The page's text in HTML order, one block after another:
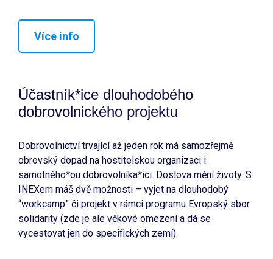
Více info
Účastník*ice dlouhodobého
dobrovolnického projektu
Dobrovolnictví trvající až jeden rok má samozřejmě
obrovský dopad na hostitelskou organizaci i
samotného*ou dobrovolníka*ici. Doslova mění životy. S
INEXem máš dvě možnosti – vyjet na dlouhodobý
“workcamp” či projekt v rámci programu Evropský sbor
solidarity (zde je ale věkové omezení a dá se
vycestovat jen do specifických zemí).